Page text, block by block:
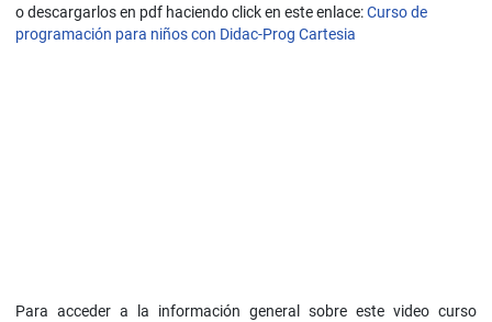
o descargarlos en pdf haciendo click en este enlace:Curso de
programación para niños con Didac-Prog Cartesia
Para acceder a la información general sobre este video curso